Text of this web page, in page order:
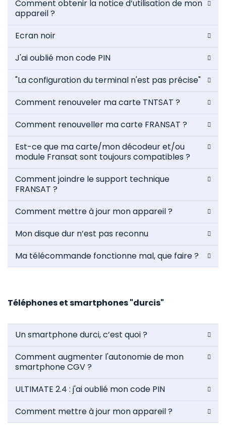
Comment obtenir la notice d’utilisation de mon
appareil ?
Ecran noir
J'ai oublié mon code PIN
"La configuration du terminal n'est pas précise"
Comment renouveler ma carte TNTSAT ?
Comment renouveller ma carte FRANSAT ?
Est-ce que ma carte/mon décodeur et/ou
module Fransat sont toujours compatibles ?
Comment joindre le support technique
FRANSAT ?
Comment mettre à jour mon appareil ?
Mon disque dur n’est pas reconnu
Ma télécommande fonctionne mal, que faire ?
Téléphones et smartphones "durcis"
Un smartphone durci, c’est quoi ?
Comment augmenter l'autonomie de mon
smartphone CGV ?
ULTIMATE 2.4 : j'ai oublié mon code PIN
Comment mettre à jour mon appareil ?